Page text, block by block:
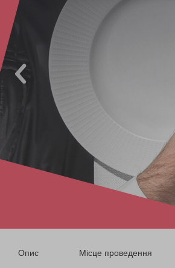
Опис Місце проведення